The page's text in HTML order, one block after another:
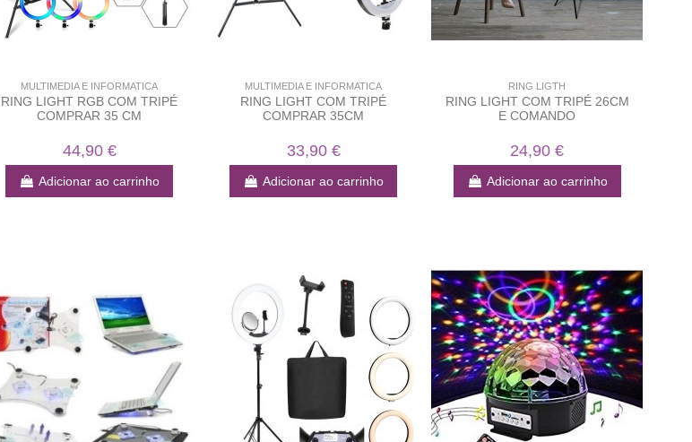
MULTIMEDIA E INFORMATICA
RING LIGHT RGB COM TRIPÉ
COMPRAR 35 CM
44,90 €
Adicionar ao carrinho
MULTIMEDIA E INFORMATICA
RING LIGHT COM TRIPÉ
COMPRAR 35CM
33,90 €
Adicionar ao carrinho
RING LIGTH
RING LIGHT COM TRIPÉ 26CM
E COMANDO
24,90 €
Adicionar ao carrinho